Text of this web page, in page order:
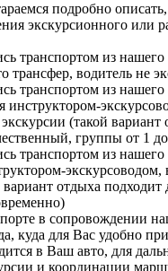
подробно
экскурсионного или
транспортом из нашего
трансфер, водитель не
транспортом из нашего
инструктором-
(такой вариант
группы от 1
транспортом из нашего
экскурсоводом,
вариант отдыха подходит
в сопровождении
куда для Вас удобно
в Ваш авто, для
и координации